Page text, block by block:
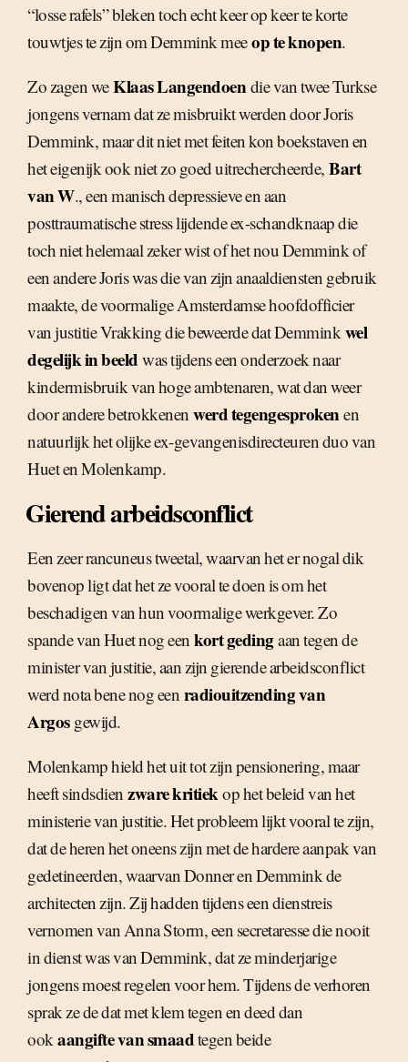
“losse rafels” bleken toch echt keer op keer te korte
touwtjes te zijn om Demmink meeop te knopen.
Zo zagen weKlaas Langendoendie van twee Turkse
jongens vernam dat ze misbruikt werden door Joris
Demmink, maar dit niet met feiten kon boekstaven en
het eigenijk ook niet zo goed uitrechercheerde, Bart
van W., een manisch depressieve en aan
posttraumatische stress lijdende ex-schandknaap die
toch niet helemaal zeker wist of het nou Demmink of
een andere Joris was die van zijn anaaldiensten gebruik
maakte, de voormalige Amsterdamse hoofdofficier
van justitie Vrakking die beweerde dat Demminkwel
degelijk in beeld was tijdens een onderzoek naar
kindermisbruik van hoge ambtenaren, wat dan weer
door andere betrokkenen werd tegengesprokenen
natuurlijk het olijke ex-gevangenisdirecteuren duo van
Huet en Molenkamp.
Gierend arbeidsconflict
Een zeer rancuneus tweetal, waarvan het er nogal dik
bovenop ligt dat het ze vooral te doen is om het
beschadigen van hun voormalige werkgever. Zo
spande van Huet nog een kort gedingaan tegen de
minister van justitie, aan zijn gierende arbeidsconflict
werd nota bene nog een radiouitzending van
Argosgewijd.
Molenkamp hield het uit tot zijn pensionering, maar
heeft sindsdien zware kritiekop het beleid van het
ministerie van justitie. Het probleem lijkt vooral te zijn,
dat de heren het oneens zijn met de hardere aanpak van
gedetineerden, waarvan Donner en Demmink de
architecten zijn. Zij hadden tijdens een dienstreis
vernomen van Anna Storm, een secretaresse die nooit
in dienst was van Demmink, dat ze minderjarige
jongens moest regelen voor hem. Tijdens de verhoren
sprak ze de dat met klem tegen en deed dan
ookaangifte van smaadtegen beide